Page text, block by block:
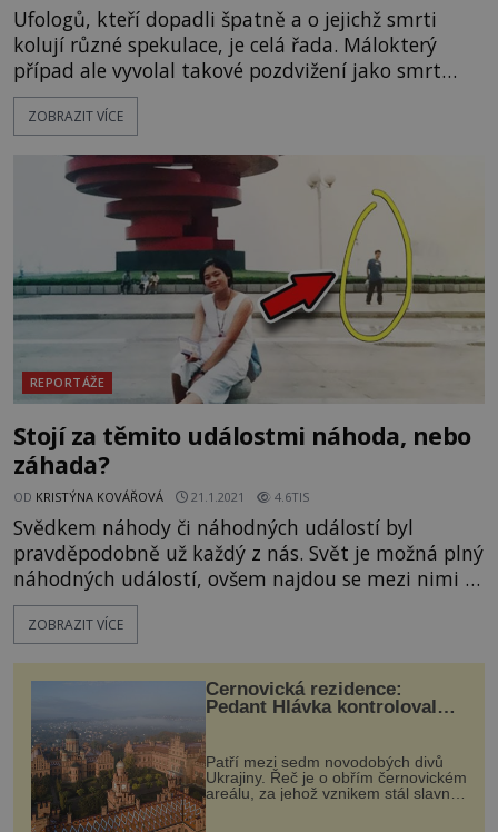
Ufologů, kteří dopadli špatně a o jejichž smrti
kolují různé spekulace, je celá řada. Málokterý
případ ale vyvolal takové pozdvižení jako smrt
harvardského profesora Johna Macka. Ostatně
právě on byl a dodnes je považován za jednoho
poli neidentifikovatelných létajících objektů. Byla
jeho smrt opravdu jen nešťastnou nehodou?
[caption id="attac
ZOBRAZIT VÍCE
REPORTÁŽE
Stojí za těmito událostmi náhoda, nebo
záhada?
OD KRISTÝNA KOVÁŘOVÁ 21.1.2021 4.6TIS
Svědkem náhody či náhodných událostí byl
pravděpodobně už každý z nás. Svět je možná plný
náhodných událostí, ovšem najdou se mezi nimi i
takové, kterým se dá jen těžko uvěřit. Nebo jsou
opředeny rouškou tajemna?
v=ZQIJ98Qfmcw&ab_channel=TopTrendingCZ
ZOBRAZIT VÍCE
Černovická rezidence:
Pedant Hlávka kontroloval
Patří mezi sedm novodobých divů
Ukrajiny. Řeč je o obřím černovickém
areálu, za jehož vznikem stál slavný
český architekt Josef Hlávka. Ten si
na něm dal mimořádně záležet. Jeho